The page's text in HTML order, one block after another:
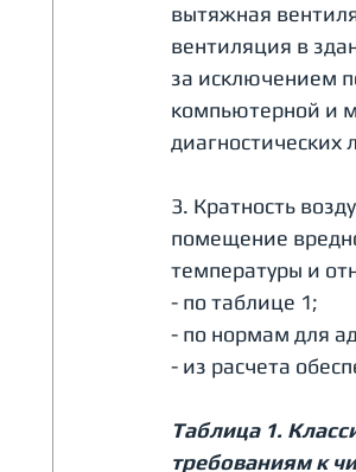
вытяжная
вентиляция в
за исключением
компьютерной и
диагностических
3. Кратность
помещение
температуры и
- по таблице 1;
- по нормам для
- из расчета
Таблица 1.
требованиям к